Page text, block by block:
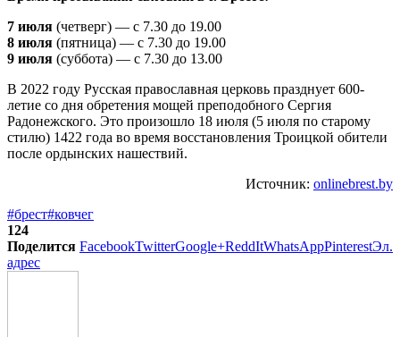
7 июля (четверг) — с 7.30 до 19.00
8 июля (пятница) — с 7.30 до 19.00
9 июля (суббота) — с 7.30 до 13.00
В 2022 году Русская православная церковь празднует 600-
летие со дня обретения мощей преподобного Сергия
Радонежского. Это произошло 18 июля (5 июля по старому
стилю) 1422 года во время восстановления Троицкой обители
после ордынских нашествий.
Источник: onlinebrest.by
#брест#ковчег
124
Поделится FacebookTwitterGoogle+ReddItWhatsAppPinterestЭл.
адрес